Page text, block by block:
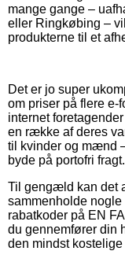
mange gange –
eller Ringkøbing –
produkterne til et
Det er jo super
om priser på flere e-
internet
en række af deres
til kvinder og mænd
byde på portofri fragt.
Til gengæld kan det
sammenholde
rabatkoder på EN
du gennemfører din
den mindst kostelige